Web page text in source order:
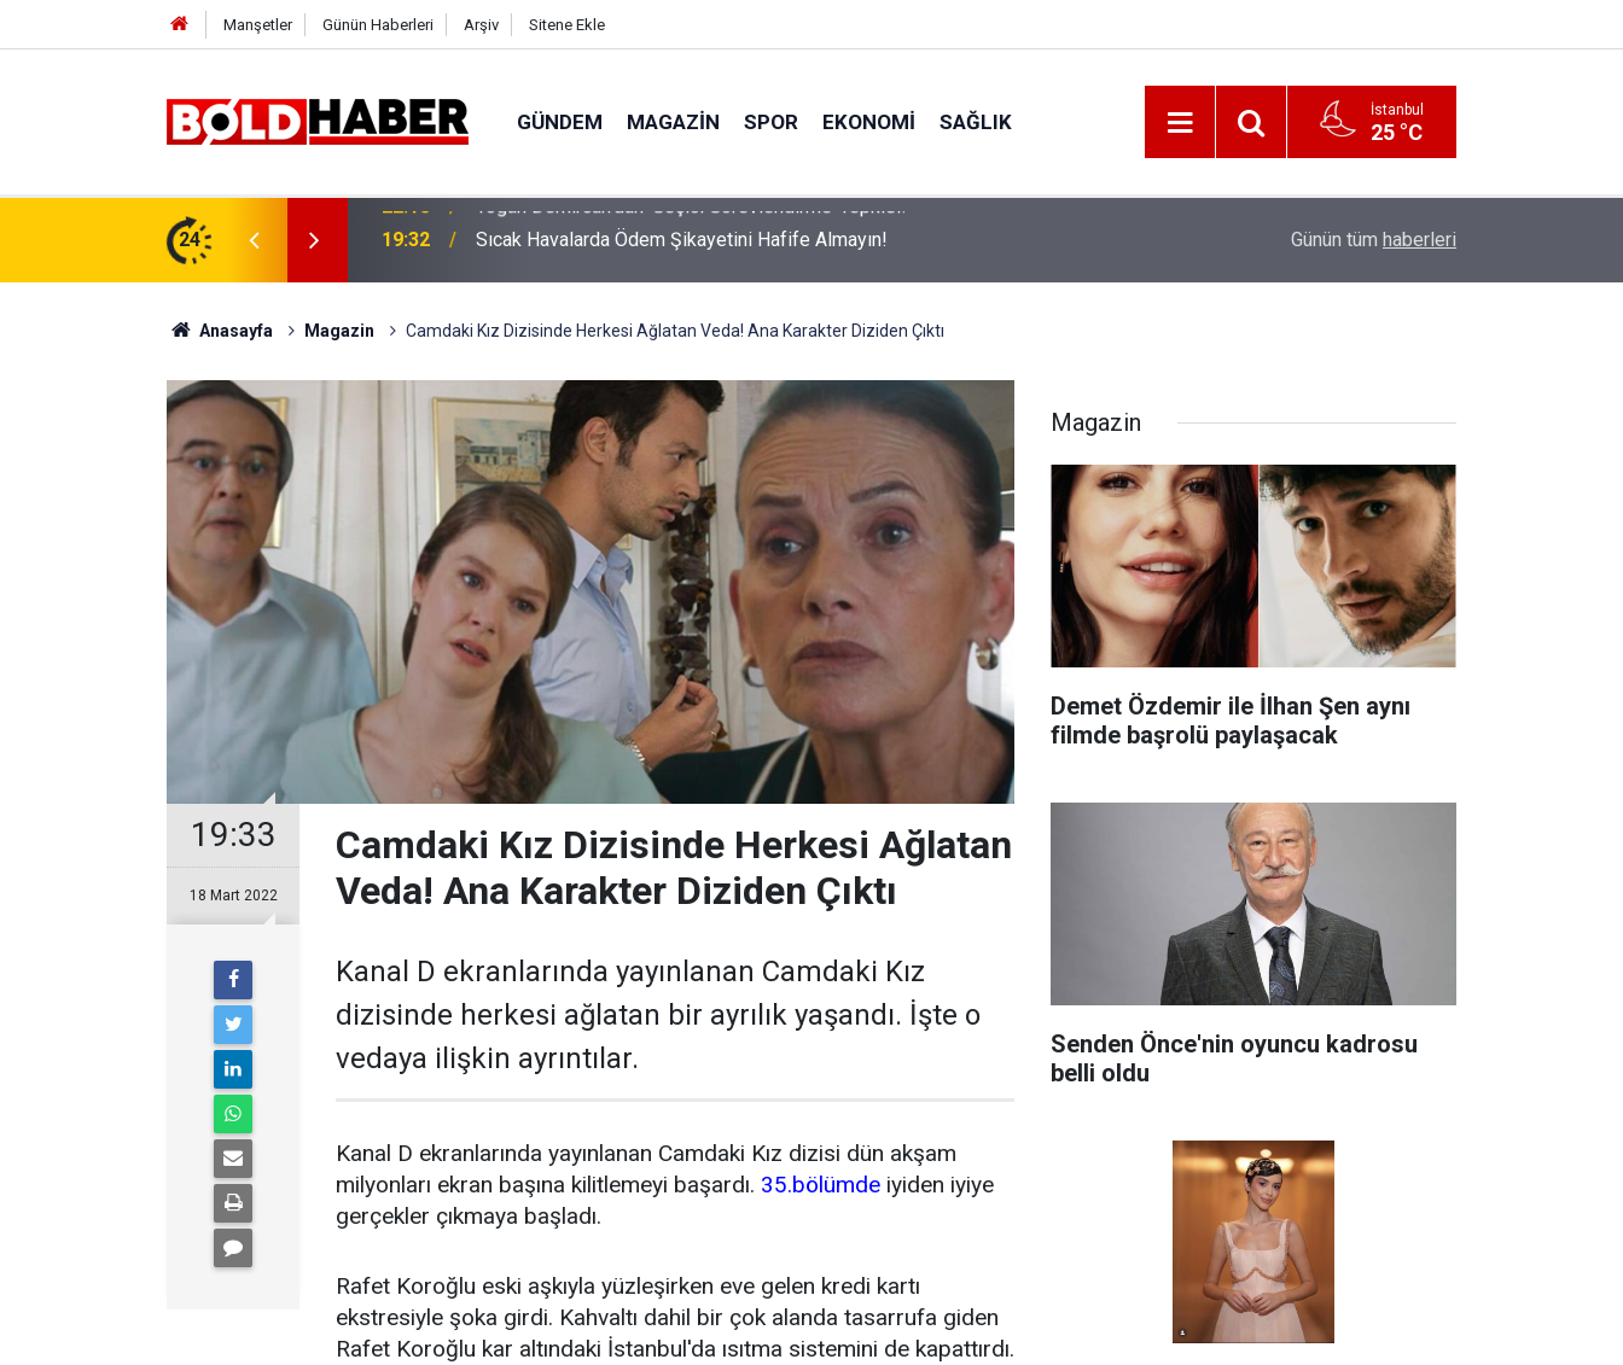
Manşetler Günün Haberleri Arşiv Sitene Ekle
GÜNDEM MAGAZIN SPOR EKONOMI SAĞLIK İstanbul
25 °C
24 19:32 Sıcak Havalarda Ödem Şikayetini Hafife Almayın! İzmir 112’de Kan Donduran İddialar!
Günün tüm haberleri
Anasayfa Magazin Camdaki Kız Dizisinde Herkesi Ağlatan Veda! Ana Karakter Diziden Çıktı
19:33
18 Mart 2022
Camdaki Kız Dizisinde Herkesi Ağlatan
Veda! Ana Karakter Diziden Çıktı
Kanal D ekranlarında yayınlanan Camdaki Kız
dizisinde herkesi ağlatan bir ayrılık yaşandı. İşte o
vedaya ilişkin ayrıntılar.
Kanal D ekranlarında yayınlanan Camdaki Kız dizisi dün akşam
milyonları ekran başına kilitlemeyi başardı. 35.bölümde iyiden iyiye
gerçekler çıkmaya başladı.
Rafet Koroğlu eski aşkıyla yüzleşirken eve gelen kredi kartı
ekstresiyle şoka girdi. Kahvaltı dahil bir çok alanda tasarrufa giden
Rafet Koroğlu kar altındaki İstanbul'da ısıtma sistemini de kapattırdı.
Magazin
Demet Özdemir ile İlhan Şen aynı
filmde başrolü paylaşacak
Senden Önce'nin oyuncu kadrosu
belli oldu